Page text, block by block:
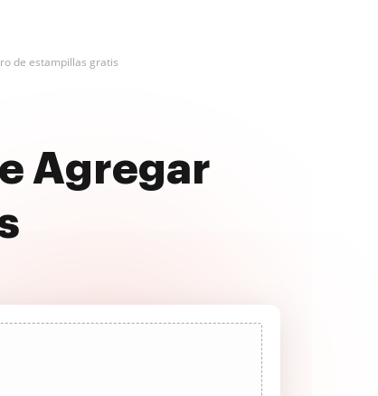
de estampillas gratis
Agregar